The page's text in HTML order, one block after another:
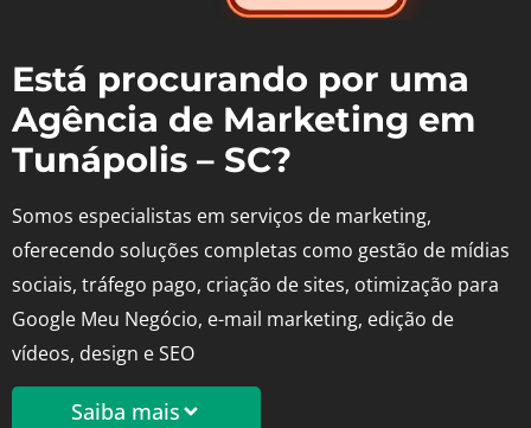
Está procurando por uma
Agência de Marketing em
Tunápolis – SC?
Somos especialistas em serviços de marketing,
oferecendo soluções completas como gestão de mídias
sociais, tráfego pago, criação de sites, otimização para
Google Meu Negócio, e-mail marketing, edição de
vídeos, design e SEO
Saiba mais